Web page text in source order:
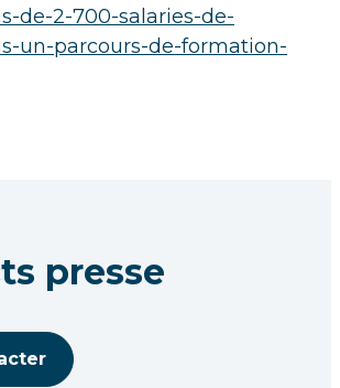
de-2-700-salaries-de-
un-parcours-de-formation-
presse